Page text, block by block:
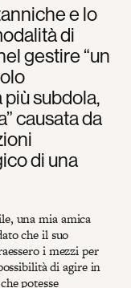
e lo
di
gestire “un
subdola,
causata da
di una
una mia amica
che il suo
i mezzi per
di agire in
potesse